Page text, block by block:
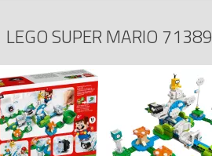
LEGO SUPER MARIO 71389